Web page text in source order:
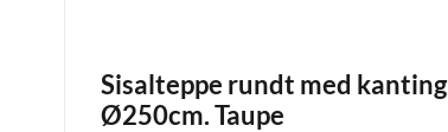
Sisalteppe rundt med kanting
Ø250cm. Taupe